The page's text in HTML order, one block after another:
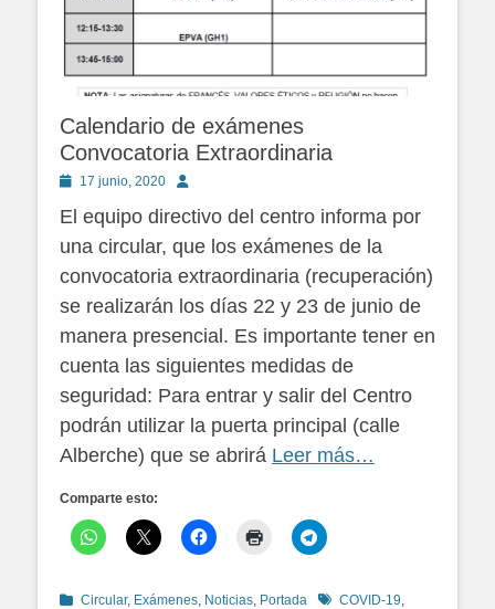
Calendario de exámenes
Convocatoria Extraordinaria
Publicado
17 junio, 2020 Autor
El equipo directivo del centro informa por
una circular, que los exámenes de la
convocatoria extraordinaria (recuperación)
se realizarán los días 22 y 23 de junio de
manera presencial. Es importante tener en
cuenta las siguientes medidas de
seguridad: Para entrar y salir del Centro
podrán utilizar la puerta principal (calle
Alberche) que se abrirá Leer más…
Comparte esto:
Categorías
Circular, Exámenes Noticias Portada Etiquetas
COVID-19